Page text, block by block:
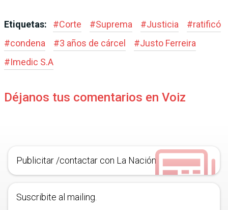
Etiquetas: #Corte #Suprema #Justicia #ratificó
#condena #3 años de cárcel #Justo Ferreira
#Imedic S.A
Déjanos tus comentarios en Voiz
Publicitar /contactar con La Nación
Suscribite al mailing.